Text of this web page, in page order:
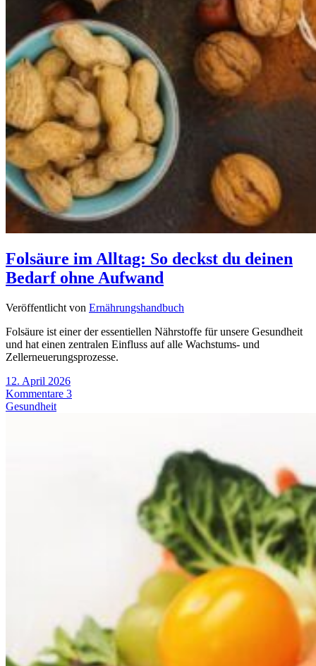
Folsäure im Alltag: So deckst du deinen
Bedarf ohne Aufwand
Veröffentlicht von Ernährungshandbuch
Folsäure ist einer der essentiellen Nährstoffe für unsere Gesundheit
und hat einen zentralen Einfluss auf alle Wachstums- und
Zellerneuerungsprozesse.
12. April 2026
Kommentare 3
Gesundheit